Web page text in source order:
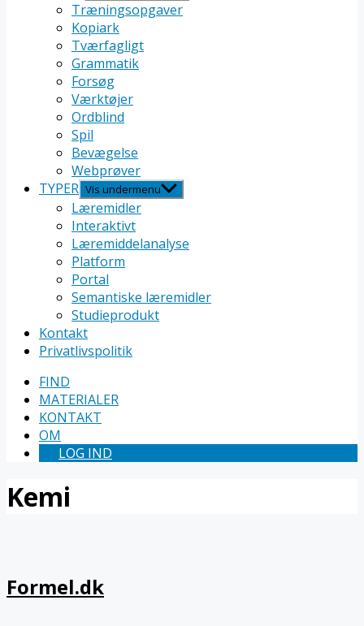
Træningsopgaver
Kopiark
Tværfagligt
Grammatik
Forsøg
Værktøjer
Ordblind
Spil
Bevægelse
Webprøver
TYPER Vis undermenu
Læremidler
Interaktivt
Læremiddelanalyse
Platform
Portal
Semantiske læremidler
Studieprodukt
Kontakt
Privatlivspolitik
FIND
MATERIALER
KONTAKT
OM
LOG IND
Kemi
Formel.dk